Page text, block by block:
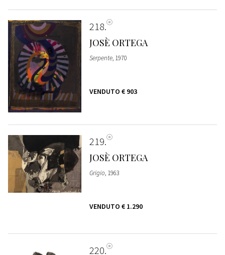
218
JOSÈ ORTEGA
Serpente, 1970
VENDUTO € 903
219
JOSÈ ORTEGA
Grigio, 1963
VENDUTO € 1.290
220